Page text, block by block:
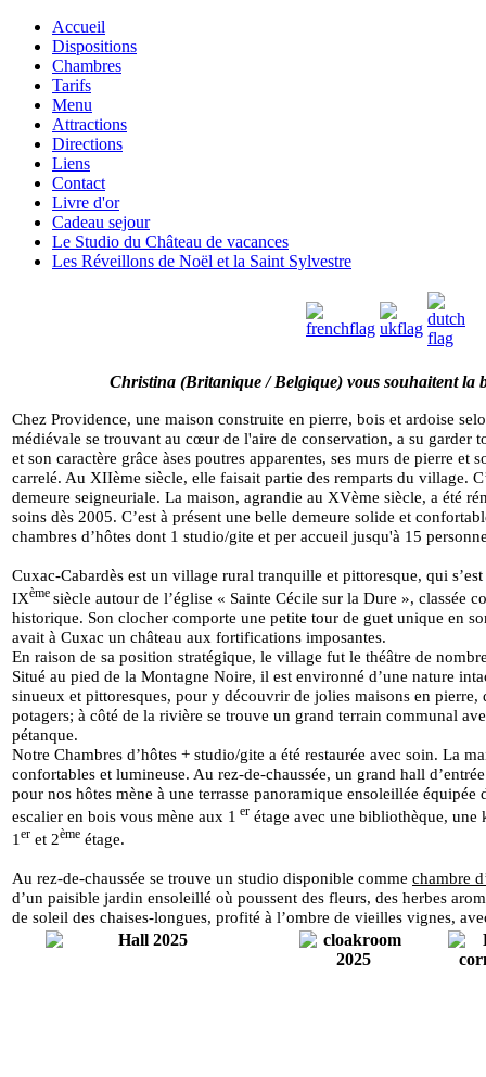
Accueil
Dispositions
Chambres
Tarifs
Menu
Attractions
Directions
Liens
Contact
Livre d'or
Cadeau sejour
Le Studio du Château de vacances
Les Réveillons de Noël et la Saint Sylvestre
Christina (Britanique /Belgique) vous souhaitent la
Chez Providence, une maison construite en pierre, bois et ardoise
médiévale se trouvant au cœur de l'aire de conservation, a su garder
et son caractère grâce àses poutres apparentes, ses murs de pierre et
carrelé. Au XIIème siècle, elle faisait partie des remparts du village.
demeure seigneuriale. La maison, agrandie au XVème siècle, a été
soins dès 2005. C’est à présent une belle demeure solide et
chambres d’hôtes dont 1 studio/gite et per accueil jusqu'à 15
Cuxac-Cabardès est un village rural tranquille et pittoresque, qui
IXème siècle autour de l’église « Sainte Cécile sur la Dure », classée
historique. Son clocher comporte une petite tour de guet unique en
avait à Cuxac un château aux fortifications imposantes.
En raison de sa position stratégique, le village fut le théâtre de
Situé au pied de la Montagne Noire, il est environné d’une nature
sinueux et pittoresques, pour y découvrir de jolies maisons en pierre,
potagers; à côté de la rivière se trouve un grand terrain communal
pétanque.
Notre Chambres d’hôtes + studio/gite a été restaurée avec soin. La
confortables et lumineuse. Au rez-de-chaussée, un grand hall
pour nos hôtes mène à une terrasse panoramique ensoleillée équipée
escalier en bois vous mène aux 1 er étage avec une bibliothèque, une
1 er et 2ème étage.
Au rez-de-chaussée se trouve un studio disponible comme chambre
d’un paisible jardin ensoleillé où poussent des fleurs, des herbes
de soleil des chaises-longues, profité à l’ombre de vieilles vignes,